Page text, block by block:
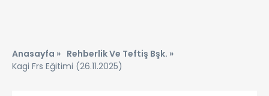
Anasayfa » Rehberlik Ve Teftiş Bşk. »
Kagi Frs Eğitimi (26.11.2025)